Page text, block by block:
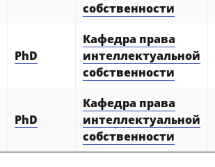
собственности
PhD
Кафедра права
интеллектуальной
собственности
PhD
Кафедра права
интеллектуальной
собственности